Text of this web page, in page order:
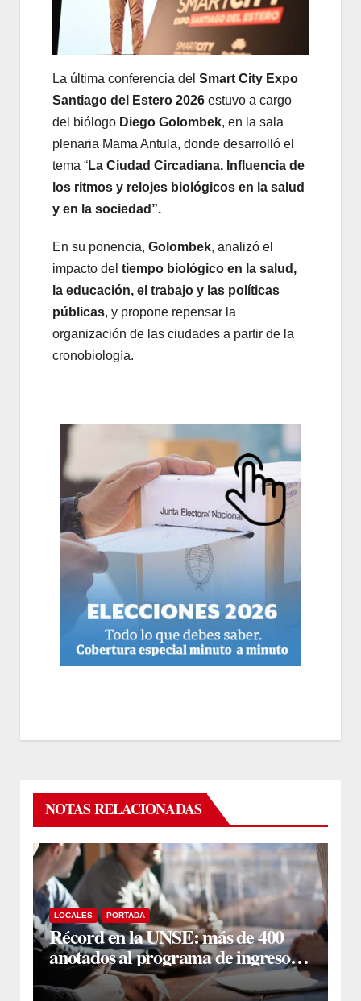
La última conferencia del Smart City Expo
Santiago del Estero 2026 estuvo a cargo
del biólogo Diego Golombek, en la sala
plenaria Mama Antula, donde desarrolló el
tema “La Ciudad Circadiana. Influencia de
los ritmos y relojes biológicos en la salud
y en la sociedad”.
En su ponencia, Golombek, analizó el
impacto del tiempo biológico en la salud,
la educación, el trabajo y las políticas
públicas, y propone repensar la
organización de las ciudades a partir de la
cronobiología.
NOTAS RELACIONADAS
LOCALES PORTADA
Récord en la UNSE: más de 400
anotados al programa de ingreso
sin secundario